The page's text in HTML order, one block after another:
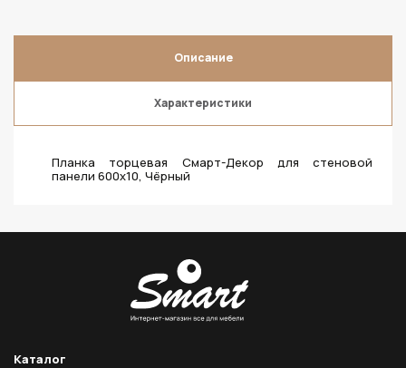
Описание
Характеристики
Планка торцевая Смарт-Декор для стеновой
панели 600х10, Чёрный
Каталог